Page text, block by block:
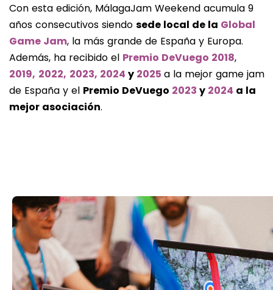
Con esta edición, MálagaJam Weekend acumula 9
años consecutivos siendo sede local de la Global
Game Jam, la más grande de España y Europa.
Además, ha recibido el Premio DeVuego 2018,
2019, 2022, 2023, 2024 y 2025 a la mejor game jam
de España y el Premio DeVuego 2023 y 2024 a la
mejor asociación.